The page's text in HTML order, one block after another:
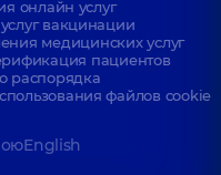
онлайн услуг
вакцинации
медицинских услуг
пациентов
распорядка
файлов cookie
English